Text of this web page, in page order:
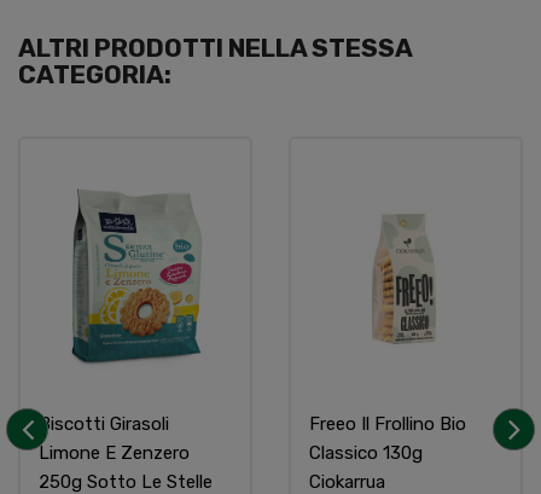
ALTRI PRODOTTI NELLA STESSA
CATEGORIA:
Biscotti Girasoli
Limone E Zenzero
250g Sotto Le Stelle
Freeo Il Frollino Bio
Classico 130g
Ciokarrua